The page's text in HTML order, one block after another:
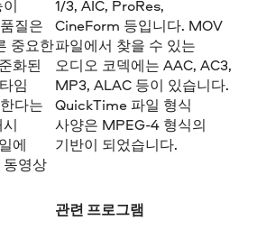
질은
중요한
화된
임
다는
에
영상
1/3, AIC, ProRes,
CineForm 등입니다. MOV
파일에서 찾을 수 있는
오디오 코덱에는 AAC, AC3,
MP3, ALAC 등이 있습니다.
QuickTime 파일 형식
사양은 MPEG-4 형식의
기반이 되었습니다.
관련 프로그램